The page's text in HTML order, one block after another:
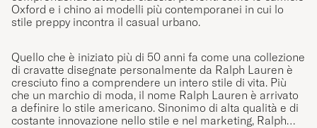
CARL M ACQUISTATO IL SU CAREOFCARL.DK
Schnelle Liferung, gute Qualität
ALEXANDER K
ACQUISTATO IL SU CAREOFCARL.AT
Oxford e i chino ai modelli più contemporanei in cui lo
stile preppy incontra il casual urbano.
Quello che è iniziato più di 50 anni fa come una collezione
di cravatte disegnate personalmente da Ralph Lauren è
cresciuto fino a comprendere un intero stile di vita. Più
che un marchio di moda, il nome Ralph Lauren è arrivato
a definire lo stile americano. Sinonimo di alta qualità e di
costante innovazione nello stile e nel marketing, Ralph